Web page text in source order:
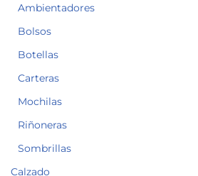
Ambientadores
Bolsos
Botellas
Carteras
Mochilas
Riñoneras
Sombrillas
Calzado